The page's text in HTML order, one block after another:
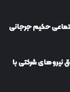
حکیم جرجانی
شرکتی با